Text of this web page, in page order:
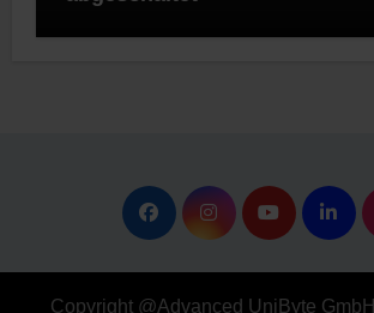
Copyright @Advanced UniByte GmbH